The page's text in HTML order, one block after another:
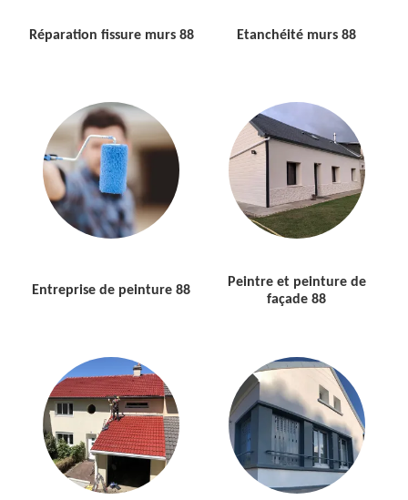
Réparation fissure murs 88 Etanchéité murs 88
Entreprise de peinture 88
Peintre et peinture de
façade 88